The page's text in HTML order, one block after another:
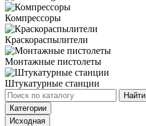
Компрессоры
Подробнее
Краскораспылители
Подробнее
Монтажные пистолеты
Подробнее
Штукатурные станции
Подробнее
Поиск
по
каталогу
Найти
Категории
Исходная